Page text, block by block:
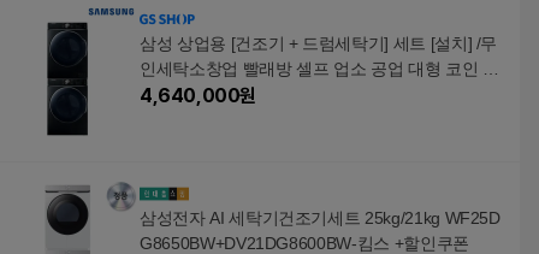
삼성 상업용 [건조기 + 드럼세탁기] 세트 [설치] /무
인세탁소창업 빨래방 셀프 업소 공업 대형 코인 헬
스장
4,640,000원
삼성전자 AI 세탁기건조기세트 25kg/21kg WF25D
G8650BW+DV21DG8600BW-킴스 +할인쿠폰